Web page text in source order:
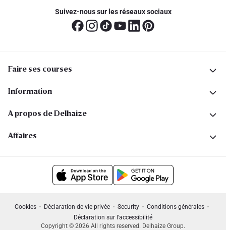
Suivez-nous sur les réseaux sociaux
Faire ses courses
Information
A propos de Delhaize
Affaires
Cookies Déclaration de vie privée Security
Conditions générales
Déclaration sur l'accessibilité
Copyright © 2026 All rights reserved. Delhaize Group.